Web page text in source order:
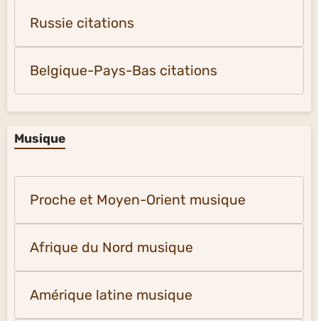
Russie citations
Belgique-Pays-Bas citations
Musique
Proche et Moyen-Orient musique
Afrique du Nord musique
Amérique latine musique